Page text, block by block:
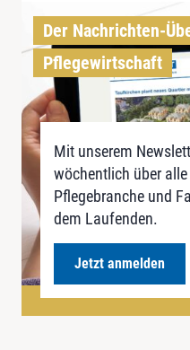
Der Nachrichten-
Pflegewirtschaft
Mit unserem
wöchentlich über
Pflegebranche und
dem Laufenden.
Jetzt anmelden